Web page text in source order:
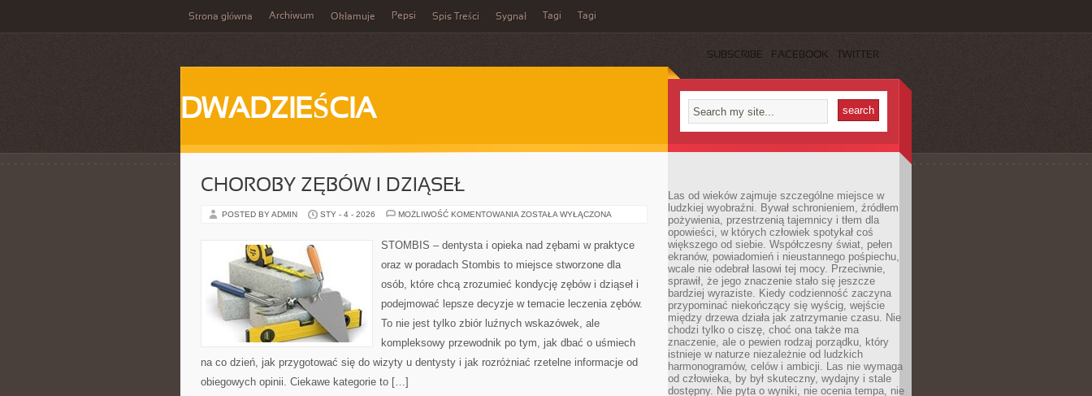
Strona główna Archiwum Okłamuje Pepsi Spis Treści Sygnał Tagi Tagi
SUBSCRIBE FACEBOOK TWITTER
DWADZIEŚCIA
CHOROBY ZĘBÓW I DZIĄSEŁ
POSTED BY ADMIN STY - 4 - 2026 MOŻLIWOŚĆ KOMENTOWANIA CHOROBY
DZIĄSEŁ
ZOSTAŁA WYŁĄCZONA
STOMBIS – dentysta i opieka nad zębami w praktyce
oraz w poradach Stombis to miejsce stworzone dla
osób, które chcą zrozumieć kondycję zębów i dziąseł i
podejmować lepsze decyzje w temacie leczenia zębów.
To nie jest tylko zbiór luźnych wskazówek, ale
kompleksowy przewodnik po tym, jak dbać o uśmiech
na co dzień, jak przygotować się do wizyty u dentysty i jak rozróżniać rzetelne informacje od
obiegowych opinii. Ciekawe kategorie to […]
Las od wieków zajmuje szczególne miejsce w
ludzkiej wyobraźni. Bywał schronieniem, źródłem
pożywienia, przestrzenią tajemnicy i tłem dla
opowieści, w których człowiek spotykał coś
większego od siebie. Współczesny świat, pełen
ekranów, powiadomień i nieustannego pośpiechu,
wcale nie odebrał lasowi tej mocy. Przeciwnie,
sprawił, że jego znaczenie stało się jeszcze
bardziej wyraziste. Kiedy codzienność zaczyna
przypominać niekończący się wyścig, wejście
między drzewa działa jak zatrzymanie czasu. Nie
chodzi tylko o ciszę, choć ona także ma
znaczenie, ale o pewien rodzaj porządku, który
istnieje w naturze niezależnie od ludzkich
harmonogramów, celów i ambicji. Las nie wymaga
od człowieka, by był skuteczny, wydajny i stale
dostępny. Nie pyta o wyniki, nie ocenia tempa, nie